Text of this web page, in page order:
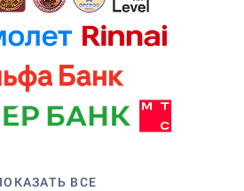
ВСЕ